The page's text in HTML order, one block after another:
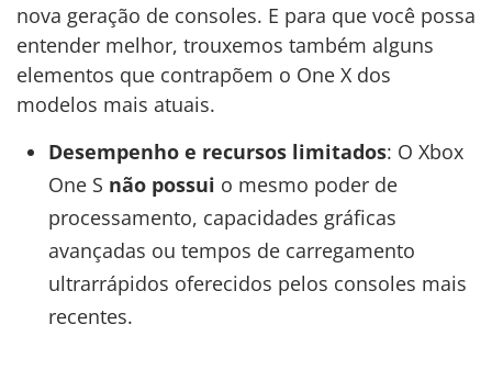
nova geração de consoles. E para que você possa
entender melhor, trouxemos também alguns
elementos que contrapõem o One X dos
modelos mais atuais.
Desempenho e recursos limitados: O Xbox
One S não possui o mesmo poder de
processamento, capacidades gráficas
avançadas ou tempos de carregamento
ultrarrápidos oferecidos pelos consoles mais
recentes.